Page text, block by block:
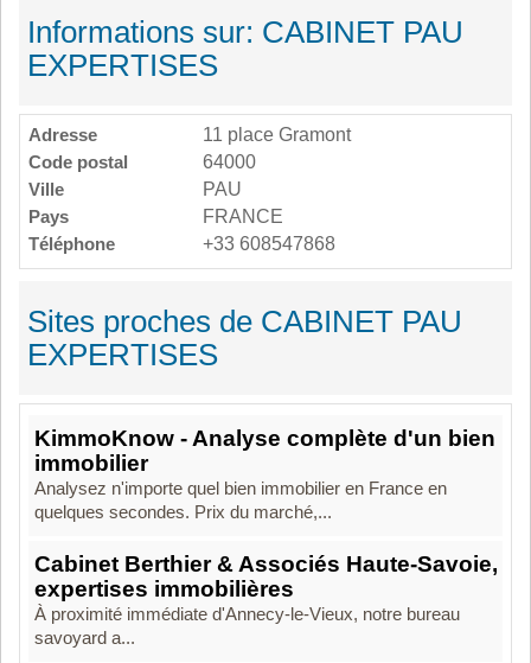
Informations sur: CABINET PAU
EXPERTISES
Adresse
11 place Gramont
Code postal
64000
Ville
PAU
Pays
FRANCE
Téléphone
+33 608547868
Sites proches de CABINET PAU
EXPERTISES
KimmoKnow - Analyse complète d'un bien
immobilier
Analysez n'importe quel bien immobilier en France en
quelques secondes. Prix du marché,...
Cabinet Berthier & Associés Haute-Savoie,
expertises immobilières
À proximité immédiate d'Annecy-le-Vieux, notre bureau
savoyard a...